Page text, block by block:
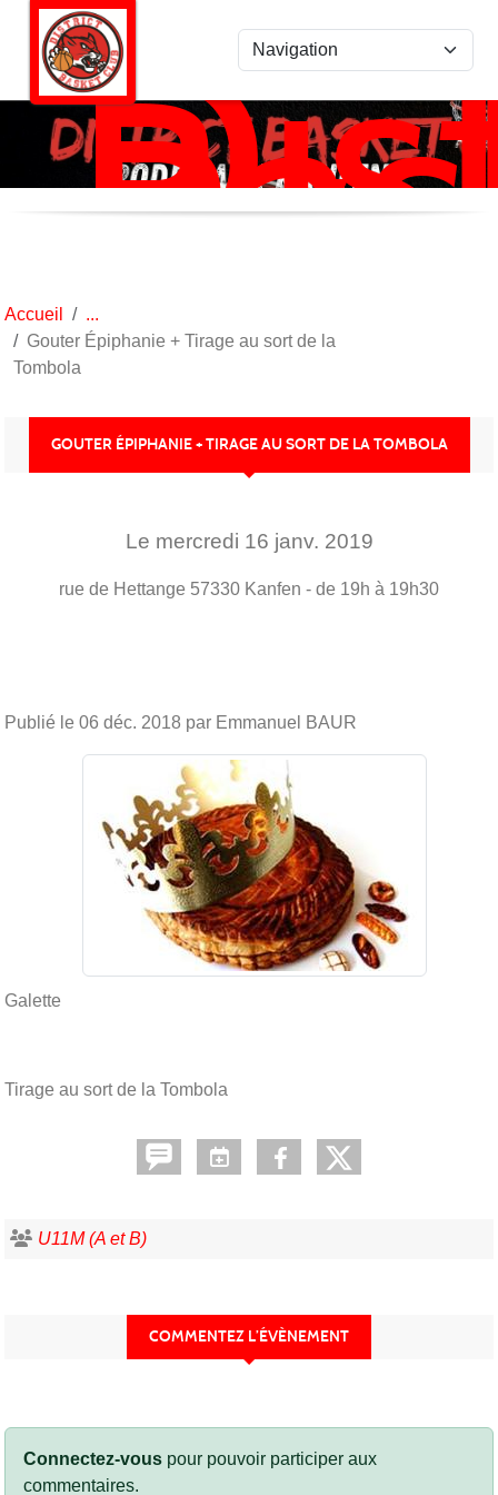
/
Accueil
Gouter Épiphanie + Tirage au sort de la
Tombola
GOUTER ÉPIPHANIE + TIRAGE AU SORT DE LA TOMBOLA
Le mercredi 16 janv. 2019
rue de Hettange 57330 Kanfen - de 19h à 19h30
Publié le 06 déc. 2018 par Emmanuel BAUR
Galette
Tirage au sort de la Tombola
U11M (A et B)
COMMENTEZ L’ÉVÈNEMENT
Connectez-vous pour pouvoir participer aux
commentaires.
Panneau de gestion des cookies